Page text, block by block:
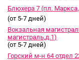
Блюхера 7 (пл.
(от 5-7 дней)
Вокзальная
магистраль,д.1)
(от 5-7 дней)
Горский м-н 64 отдел